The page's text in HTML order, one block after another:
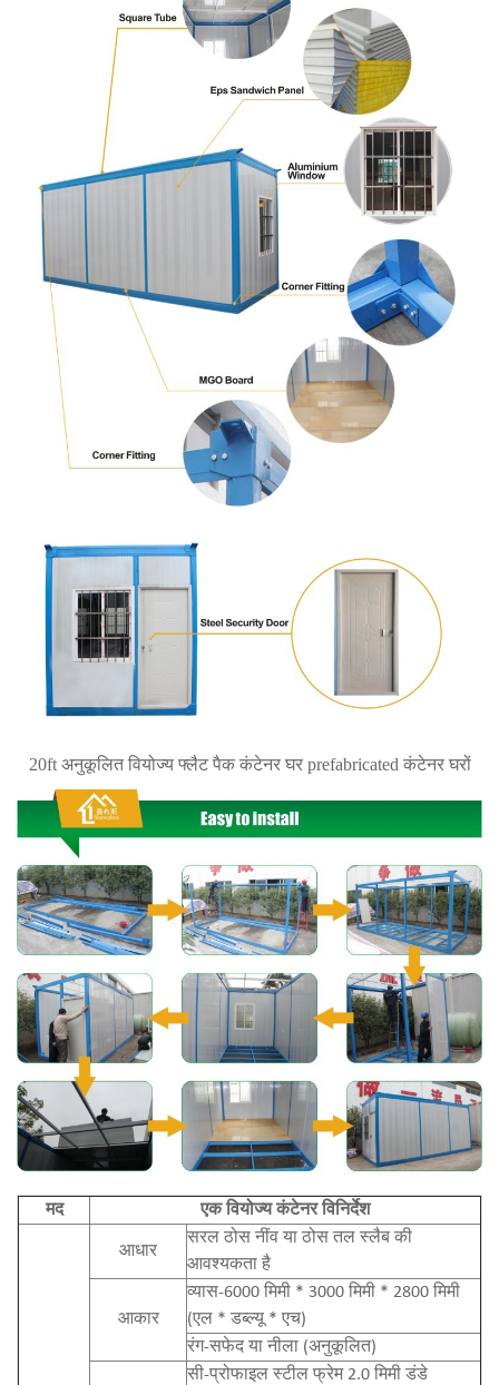
20ft अनुकूलित वियोज्य फ्लैट पैक कंटेनर घर prefabricated कंटेनर घरों
मद एक वियोज्य कंटेनर विनिर्देश
आधार
सरल ठोस नींव या ठोस तल स्लैब की
आवश्यकता है
आकार
व्यास-6000 मिमी * 3000 मिमी * 2800 मिमी
(एल * डब्ल्यू * एच)
रंग-सफेद या नीला (अनुकूलित)
सी-प्रोफाइल स्टील फ्रेम 2.0 मिमी डंडे